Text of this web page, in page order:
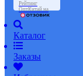
Рейтинг
ОптКитай на
Каталог
Заказы